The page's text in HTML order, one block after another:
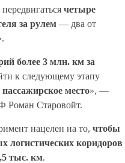
четыре
за рулем — два от
более 3 млн. км за
к следующему этапу
место», —
Роман Старовойт.
нацелен на то, чтобы
логистических коридоров
тыс. км.